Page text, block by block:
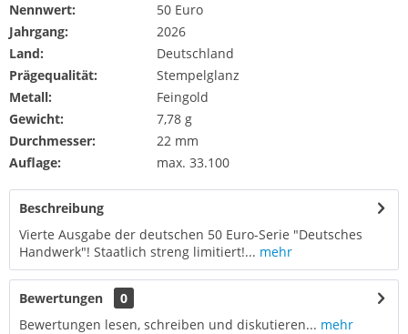
Nennwert:
50 Euro
Jahrgang:
2026
Land:
Deutschland
Prägequalität:
Stempelglanz
Metall:
Feingold
Gewicht:
7,78 g
Durchmesser:
22 mm
Auflage:
max. 33.100
Beschreibung
Vierte Ausgabe der deutschen 50 Euro-Serie "Deutsches
Handwerk"! Staatlich streng limitiert!... mehr
Bewertungen
0
Bewertungen lesen, schreiben und diskutieren... mehr